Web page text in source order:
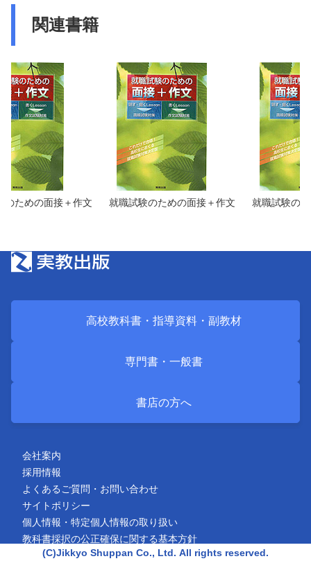
関連書籍
のための面接＋作文 就職試験のための面接＋作文 就職試験の
高校教科書・ 指導資料・ 副教材
専門書・ 一般書
書店の方へ
会社案内
採用情報
よくあるご質問・お問い合わせ
サイトポリシー
個人情報・特定個人情報の取り扱い
教科書採択の公正確保に関する基本方針
(C)Jikkyo Shuppan Co., Ltd. All rights reserved.